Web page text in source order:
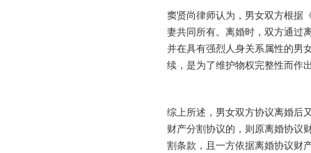
窦贤尚律师认为，男女双方根据
妻共同所有。离婚时，双方通过
并在具有强烈人身关系属性的男
续，是为了维护物权完整性而作
综上所述，男女双方协议离婚后
财产分割协议的，则原离婚协议
割条款，且一方依据离婚协议财